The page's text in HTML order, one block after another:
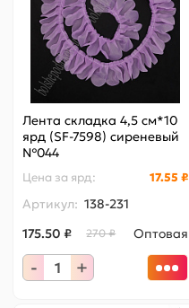
Лента складка 4,5 см*10
ярд (SF-7598) сиреневый
№044
Цена за ярд: 17.55 ₽
Артикул: 138-231
175.50 ₽
270 ₽ Оптовая
- +